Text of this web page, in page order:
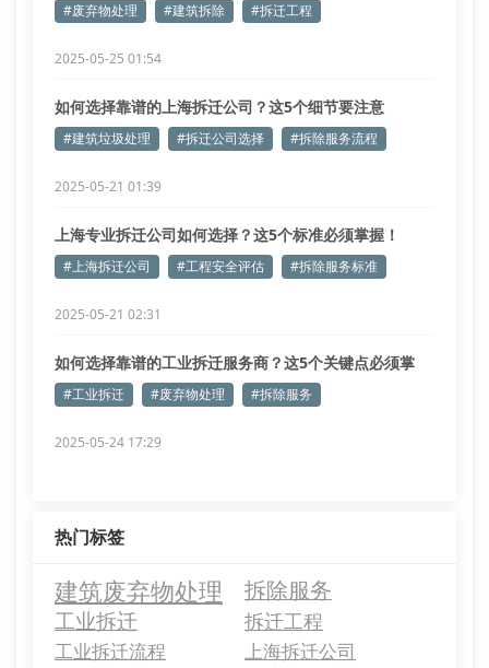
#废弃物处理 #建筑拆除 #拆迁工程
2025-05-25 01:54
如何选择靠谱的上海拆迁公司？这5个细节要注意
#建筑垃圾处理 #拆迁公司选择 #拆除服务流程
2025-05-21 01:39
上海专业拆迁公司如何选择？这5个标准必须掌握！
#上海拆迁公司 #工程安全评估 #拆除服务标准
2025-05-21 02:31
如何选择靠谱的工业拆迁服务商？这5个关键点必须掌
握！
#工业拆迁 #废弃物处理 #拆除服务
2025-05-24 17:29
热门标签
建筑废弃物处理 拆除服务
工业拆迁 拆迁工程
工业拆迁流程
上海拆迁公司